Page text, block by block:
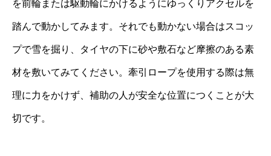
を前輪または駆動輪にかけるようにゆっくりアクセルを
踏んで動かしてみます。それでも動かない場合はスコッ
プで雪を掘り、タイヤの下に砂や敷石など摩擦のある素
材を敷いてみてください。牽引ロープを使用する際は無
理に力をかけず、補助の人が安全な位置につくことが大
切です。